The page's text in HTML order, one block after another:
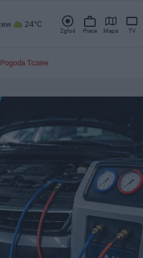
24°C
Zgłoś Praca Mapa TV
Pogoda Tczew